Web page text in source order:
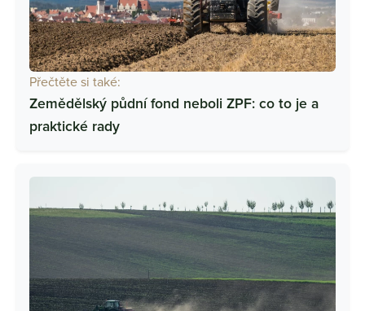
Přečtěte si také:
Zemědělský půdní fond neboli ZPF: co to je a
praktické rady